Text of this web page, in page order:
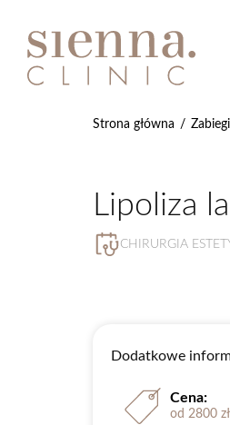
Strona główna / Zabiegi
Lipoliza
CHIRURGIA
Dodatkowe
Cena:
od 2800 zł